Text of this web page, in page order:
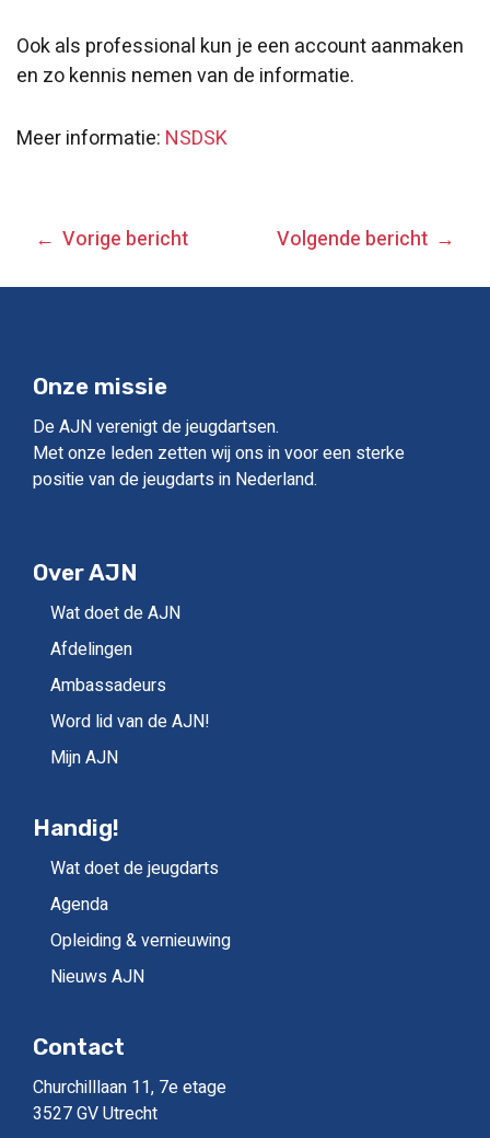
Ook als professional kun je een account aanmaken
en zo kennis nemen van de informatie.
Meer informatie: NSDSK
BERICHT
NAVIGATIE
Vorige bericht Volgende bericht
Onze missie
De AJN verenigt de jeugdartsen.
Met onze leden zetten wij ons in voor een sterke
positie van de jeugdarts in Nederland.
Over AJN
Wat doet de AJN
Afdelingen
Ambassadeurs
Word lid van de AJN!
Mijn AJN
Handig!
Wat doet de jeugdarts
Agenda
Opleiding & vernieuwing
Nieuws AJN
Contact
Churchilllaan 11, 7e etage
3527 GV Utrecht